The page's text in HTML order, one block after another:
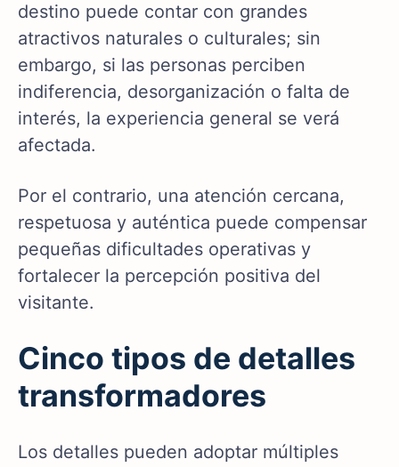
destino puede contar con grandes
atractivos naturales o culturales; sin
embargo, si las personas perciben
indiferencia, desorganización o falta de
interés, la experiencia general se verá
afectada.
Por el contrario, una atención cercana,
respetuosa y auténtica puede compensar
pequeñas dificultades operativas y
fortalecer la percepción positiva del
visitante.
Cinco tipos de detalles
transformadores
Los detalles pueden adoptar múltiples